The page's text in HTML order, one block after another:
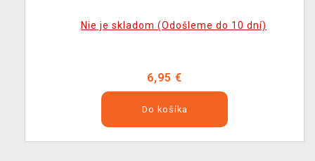
Nie je skladom (Odošleme do 10 dní)
6,95 €
Do košíka